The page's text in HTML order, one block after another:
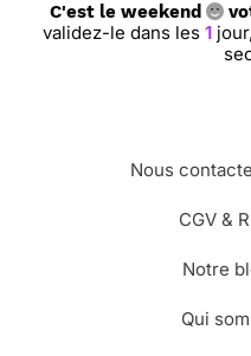
C'est le weekend
validez-le dans les1
Nous
CGV &
Notre
Qui